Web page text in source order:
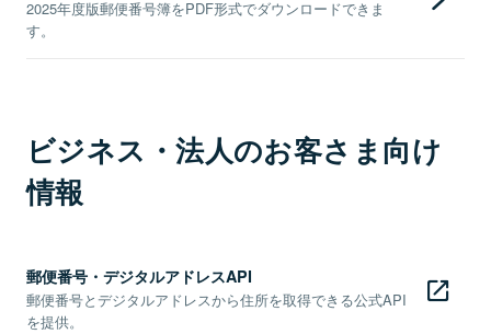
2025年度版郵便番号簿をPDF形式でダウンロードできま
す。
ビジネス・法人のお客さま向け
情報
郵便番号・デジタルアドレスAPI
郵便番号とデジタルアドレスから住所を取得できる公式API
を提供。